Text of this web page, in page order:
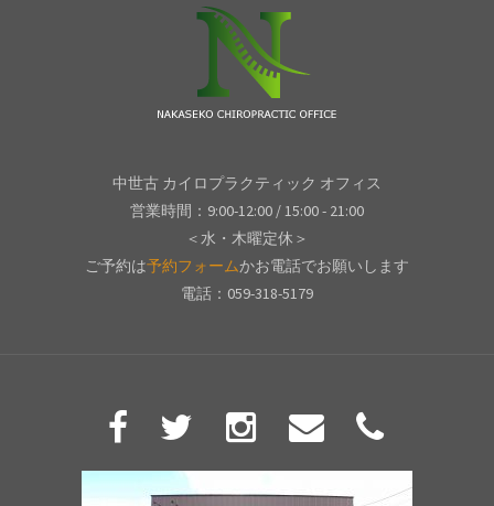
中世古 カイロプラクティック オフィス
営業時間：9:00-12:00 / 15:00 - 21:00
＜水・木曜定休＞
ご予約は予約フォームかお電話でお願いします
電話：059-318-5179